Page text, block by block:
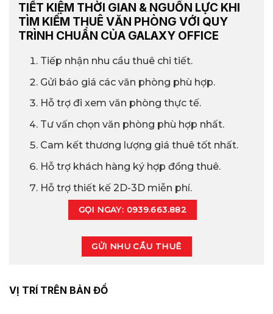
TIẾT KIỆM THỜI GIAN & NGUỒN LỰC KHI
TÌM KIẾM THUÊ VĂN PHÒNG VỚI QUY
TRÌNH CHUẨN CỦA GALAXY OFFICE
Tiếp nhận nhu cầu thuê chi tiết.
Gửi báo giá các văn phòng phù hợp.
Hỗ trợ đi xem văn phòng thực tế.
Tư vấn chọn văn phòng phù hợp nhất.
Cam kết thương lượng giá thuê tốt nhất.
Hỗ trợ khách hàng ký hợp đồng thuê.
Hỗ trợ thiết kế 2D-3D miễn phí.
GỌI NGAY: 0939.663.882
GỬI NHU CẦU THUÊ
VỊ TRÍ TRÊN BẢN ĐỒ